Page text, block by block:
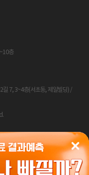
층
길 7, 3~4층(서초동, 제일빌딩) /